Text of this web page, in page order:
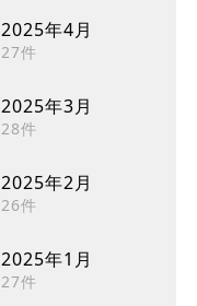
2025年4月
27件
2025年3月
28件
2025年2月
26件
2025年1月
27件